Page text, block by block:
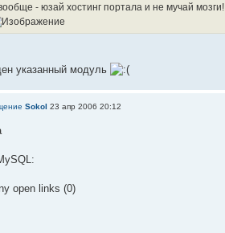
- юзай хостинг портала и не мучай мозги!
указанный модуль
Sokol 23 апр 2006 20:12
open links (0)